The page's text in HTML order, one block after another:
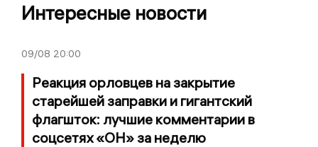
Интересные новости
09/08 20:00
Реакция орловцев на закрытие
старейшей заправки и гигантский
флагшток: лучшие комментарии в
соцсетях «ОН» за неделю